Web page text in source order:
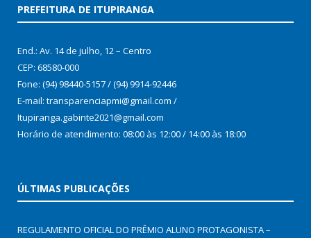
PREFEITURA DE ITUPIRANGA
End.: Av. 14 de julho, 12 – Centro
CEP: 68580-000
Fone: (94) 98440-5157 / (94) 9914-92446
E-mail: transparenciapmi@gmail.com /
Itupiranga.gabinte2021@gmail.com
Horário de atendimento: 08:00 às 12:00 / 14:00 às 18:00
ÚLTIMAS PUBLICAÇÕES
REGULAMENTO OFICIAL DO PRÊMIO ALUNO PROTAGONISTA –